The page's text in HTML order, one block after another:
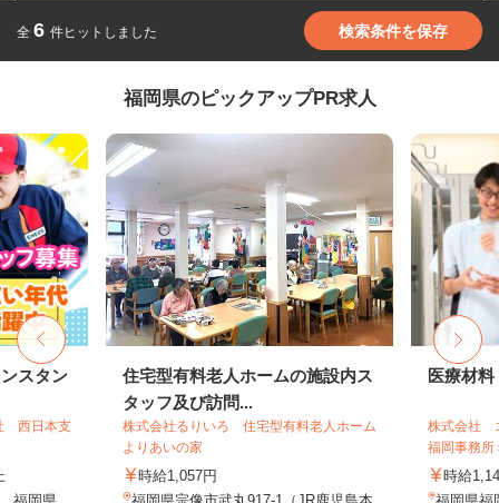
全 6 件ヒットしました 検索条件を保存
福岡県のピックアップPR求人
スタン
西日本支
住宅型有料老人ホームの施設内ス
タッフ及び訪問...
株式会社るりいろ 住宅型有料老人ホーム
よりあいの家
時給1,057円
医療材
株式会社
福岡事務所
時給